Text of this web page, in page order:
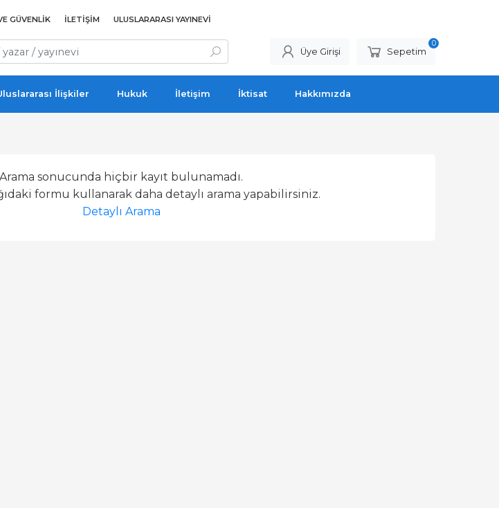
GÜVENLIK İLETIŞIM ULUSLARARASI YAYINEVI
Üye Girişi Sepetim
0
İlişkiler Hukuk İletişim İktisat Hakkımızda
Arama sonucunda hiçbir kayıt bulunamadı.
formu kullanarak daha detaylı arama yapabilirsiniz.
Detaylı Arama